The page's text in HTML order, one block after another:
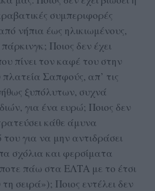
συμπεριφορές
νήπια έως ηλικιωμένους,
Ποιος δεν έχει
πίνει τον καφέ του στην
Σαπφούς, απ’ τις
ξυπόλυτων, συχνά
για ένα ευρώ; Ποιος δεν
κάθε άμυνα
του για να μην αντιδράσει
σχόλια και φερσίματα
πάω στα ΕΛΤΑ με το έτσι
σειρά»); Ποιος εντέλει δεν